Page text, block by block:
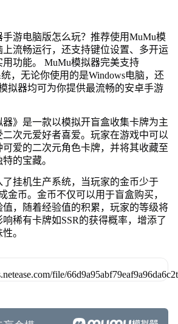
游电脑版怎么玩？推荐使用MuMu模
流畅运行，还支持键位设置、多开运
功能。 MuMu模拟器完美支持
，无论你使用的是Windows电脑，还
拟器均可为你提供最流畅的安卓手游
器》是一款以模拟开盲盒收集卡牌为主
次元爱好者喜爱。玩家在游戏中可以
爱的二次元角色卡牌，并将其收藏至
的宝藏。
挂机生产系统，当玩家的金币少于
金币。金币不仅可以用于盲盒购买，
，随着经验值的积累，玩家的等级将
稀有卡牌如SSR的获得概率，增添了
。